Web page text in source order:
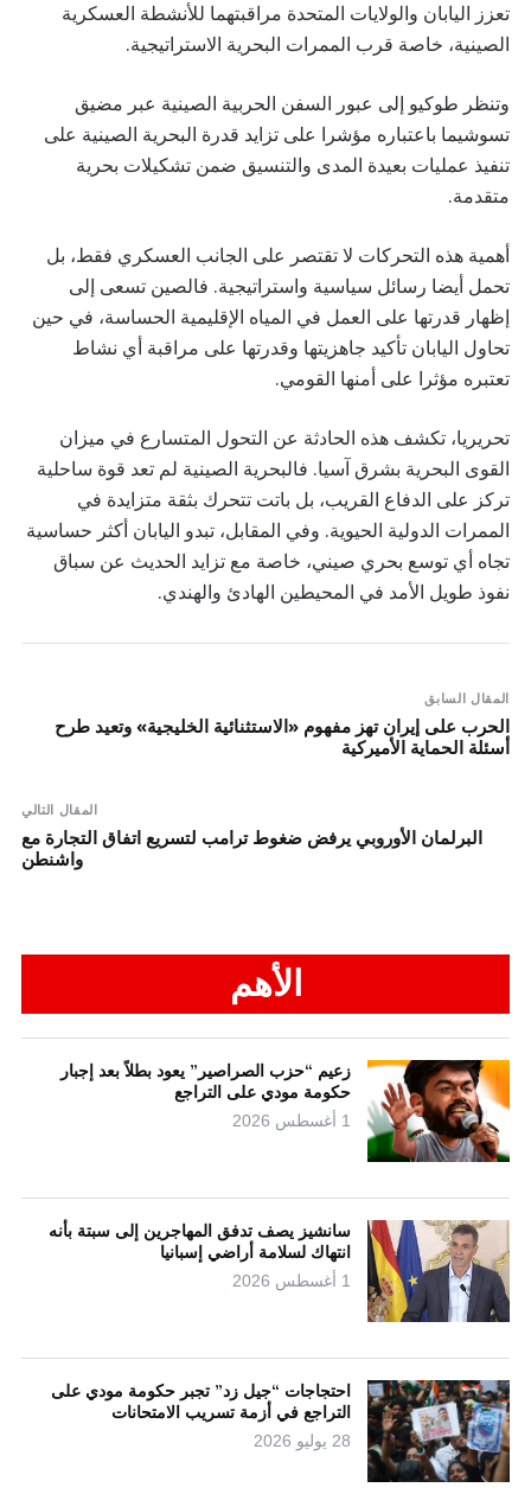
تعزز اليابان والولايات المتحدة مراقبتهما للأنشطة العسكرية
الصينية، خاصة قرب الممرات البحرية الاستراتيجية.
وتنظر طوكيو إلى عبور السفن الحربية الصينية عبر مضيق
تسوشيما باعتباره مؤشرا على تزايد قدرة البحرية الصينية على
تنفيذ عمليات بعيدة المدى والتنسيق ضمن تشكيلات بحرية
متقدمة.
أهمية هذه التحركات لا تقتصر على الجانب العسكري فقط، بل
تحمل أيضا رسائل سياسية واستراتيجية. فالصين تسعى إلى
إظهار قدرتها على العمل في المياه الإقليمية الحساسة، في حين
تحاول اليابان تأكيد جاهزيتها وقدرتها على مراقبة أي نشاط
تعتبره مؤثرا على أمنها القومي.
تحريريا، تكشف هذه الحادثة عن التحول المتسارع في ميزان
القوى البحرية بشرق آسيا. فالبحرية الصينية لم تعد قوة ساحلية
تركز على الدفاع القريب، بل باتت تتحرك بثقة متزايدة في
الممرات الدولية الحيوية. وفي المقابل، تبدو اليابان أكثر حساسية
تجاه أي توسع بحري صيني، خاصة مع تزايد الحديث عن سباق
نفوذ طويل الأمد في المحيطين الهادئ والهندي.
المقال السابق
الحرب على إيران تهز مفهوم «الاستثنائية الخليجية» وتعيد طرح
أسئلة الحماية الأميركية
المقال التالي
البرلمان الأوروبي يرفض ضغوط ترامب لتسريع اتفاق التجارة مع
واشنطن
الأهم
زعيم “حزب الصراصير” يعود بطلاً بعد إجبار
حكومة مودي على التراجع
1 أغسطس 2026
سانشيز يصف تدفق المهاجرين إلى سبتة بأنه
انتهاك لسلامة أراضي إسبانيا
1 أغسطس 2026
احتجاجات “جيل زد” تجبر حكومة مودي على
التراجع في أزمة تسريب الامتحانات
28 يوليو 2026